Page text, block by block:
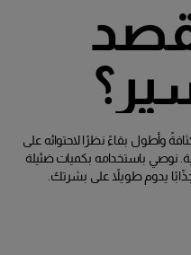
؟
وأطول بقاءً نظرًا لاحتوائه على
نوصي باستخدامه بكميات ضئيلة
يدوم طويلاً على بشرتك.